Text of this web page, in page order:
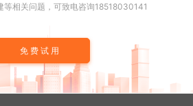
等相关问题，可致电咨询18518030141
免费试用